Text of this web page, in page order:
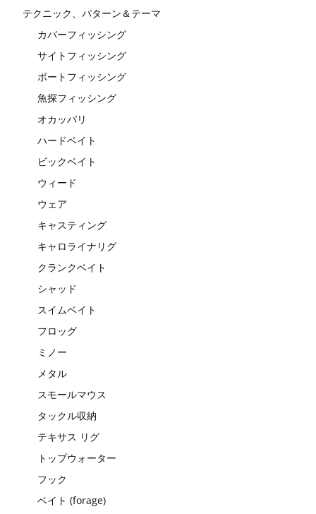
テクニック、パターン＆テーマ
カバーフィッシング
サイトフィッシング
ボートフィッシング
魚探フィッシング
オカッパリ
ハードベイト
ビックベイト
ウィード
ウェア
キャスティング
キャロライナリグ
クランクベイト
シャッド
スイムベイト
フロッグ
ミノー
メタル
スモールマウス
タックル収納
テキサス リグ
トップウォーター
フック
ベイト (forage)